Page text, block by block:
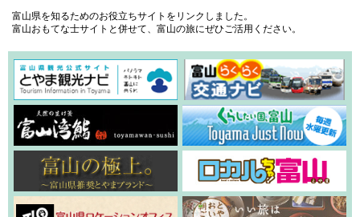
富山県を知るためのお役立ちサイトをリンクしました。
富山おもてな士サイトと併せて、富山の旅にぜひご活用ください。